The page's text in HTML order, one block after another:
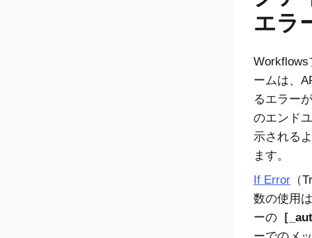
エラ
Workflows
ームは、
るエラー
のエンド
示される
ます。
If Error（
数の使用
ーの